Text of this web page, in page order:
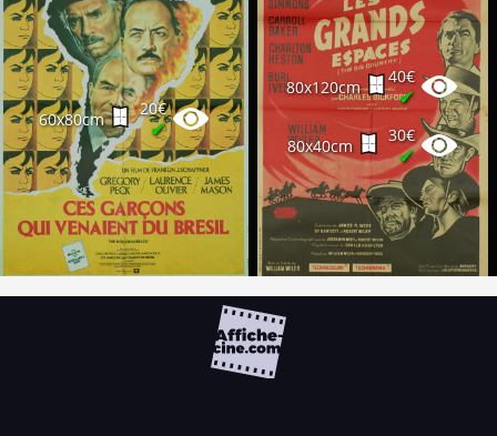
60x80cm
20€
✔
80x120cm
40€
✔
80x40cm
30€
✔